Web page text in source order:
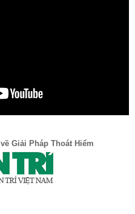
Giải Pháp Thoát Hiểm